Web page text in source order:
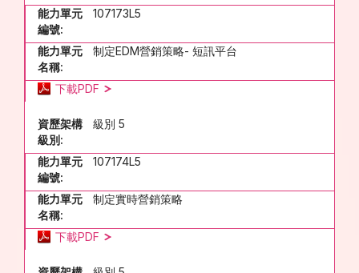
能力單元
編號:
107173L5
能力單元
名稱:
制定EDM營銷策略- 短訊平台
下載PDF
資歷架構
級別:
級別 5
能力單元
編號:
107174L5
能力單元
名稱:
制定實時營銷策略
下載PDF